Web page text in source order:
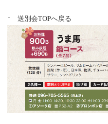
↑ 送別会TOPへ戻る